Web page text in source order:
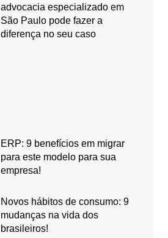
advocacia especializado em
São Paulo pode fazer a
diferença no seu caso
ERP: 9 benefícios em migrar
para este modelo para sua
empresa!
Novos hábitos de consumo: 9
mudanças na vida dos
brasileiros!